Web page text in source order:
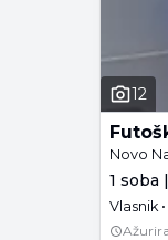
12
Novo
1 soba
Vlasnik